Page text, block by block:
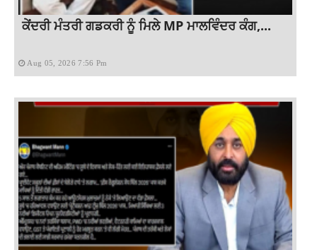
ਕੇਂਦਰੀ ਮੰਤਰੀ ਗਡਕਰੀ ਨੂੰ ਮਿਲੇ MP ਮਾਲਵਿੰਦਰ ਕੰਗ,...
Aug 05, 2026 7:56 Pm